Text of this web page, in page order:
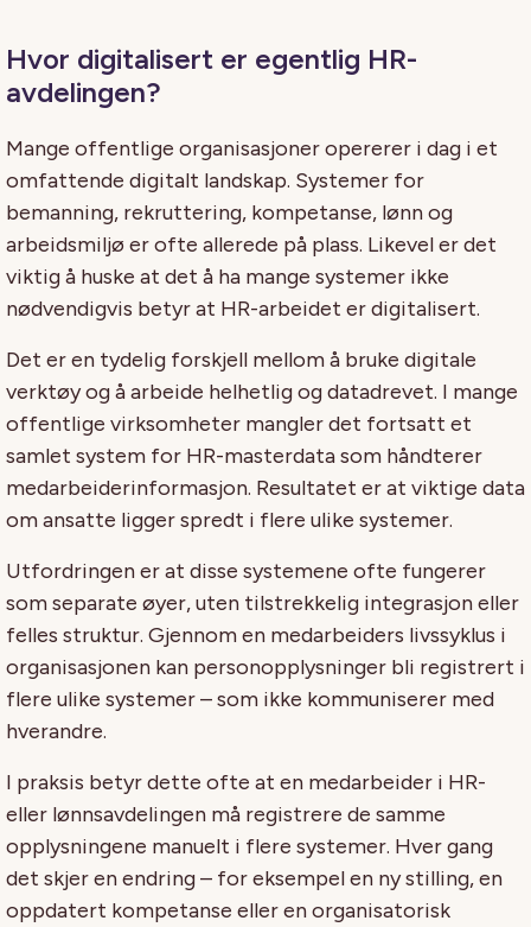
Hvor digitalisert er egentlig HR-
avdelingen?
Mange offentlige organisasjoner opererer i dag i et
omfattende digitalt landskap. Systemer for
bemanning, rekruttering, kompetanse, lønn og
arbeidsmiljø er ofte allerede på plass. Likevel er det
viktig å huske at det å ha mange systemer ikke
nødvendigvis betyr at HR-arbeidet er digitalisert.
Det er en tydelig forskjell mellom å bruke digitale
verktøy og å arbeide helhetlig og datadrevet. I mange
offentlige virksomheter mangler det fortsatt et
samlet system for HR-masterdata som håndterer
medarbeiderinformasjon. Resultatet er at viktige data
om ansatte ligger spredt i flere ulike systemer.
Utfordringen er at disse systemene ofte fungerer
som separate øyer, uten tilstrekkelig integrasjon eller
felles struktur. Gjennom en medarbeiders livssyklus i
organisasjonen kan personopplysninger bli registrert i
flere ulike systemer – som ikke kommuniserer med
hverandre.
I praksis betyr dette ofte at en medarbeider i HR-
eller lønnsavdelingen må registrere de samme
opplysningene manuelt i flere systemer. Hver gang
det skjer en endring – for eksempel en ny stilling, en
oppdatert kompetanse eller en organisatorisk